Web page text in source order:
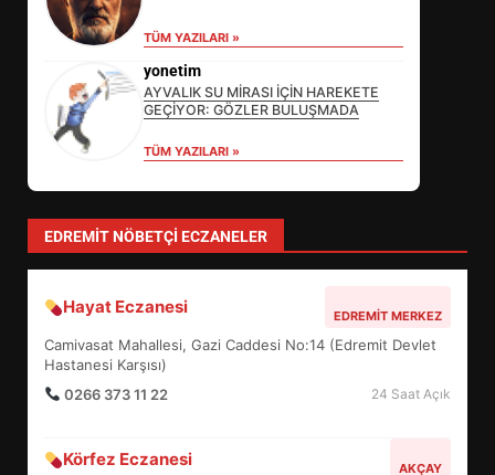
TÜM YAZILARI »
yonetim
AYVALIK SU MİRASI İÇİN HAREKETE
GEÇİYOR: GÖZLER BULUŞMADA
TÜM YAZILARI »
EDREMIT NÖBETÇI ECZANELER
Hayat Eczanesi EDREMIT MERKEZ
Camivasat Mahallesi, Gazi Caddesi No:14 (Edremit Devlet
Hastanesi Karşısı)
0266 373 11 22
24 Saat Açık
Körfez Eczanesi AKÇAY
3
EİB’DE KRİTİK ATAMA:
SÜRDÜRÜLEBİLİRLİKTE NE
4
EDREMİT’İN GURURU TÜRKİYE
FİNALİNDE NE BAŞARDI?
BALIKESİR MÜZELERİNDE SÜRE